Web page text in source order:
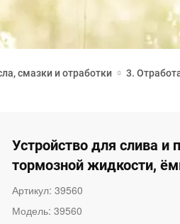
смазки и отработки 3.
Устройство для слива и
тормозной жидкости,
Артикул:39560
Модель:39560